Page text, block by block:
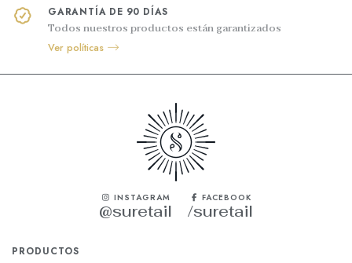
GARANTÍA DE 90 DÍAS
Todos nuestros productos están garantizados
Ver políticas
INSTAGRAM
@suretail
FACEBOOK
/suretail
PRODUCTOS